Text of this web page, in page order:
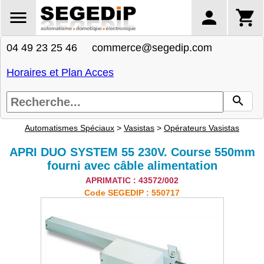
04 49 23 25 46 commerce@segedip.com
Horaires et Plan Acces
Automatismes Spéciaux > Vasistas > Opérateurs Vasistas
APRI DUO SYSTEM 55 230V. Course 550mm
fourni avec câble alimentation
APRIMATIC : 43572/002
Code SEGEDIP : 550717